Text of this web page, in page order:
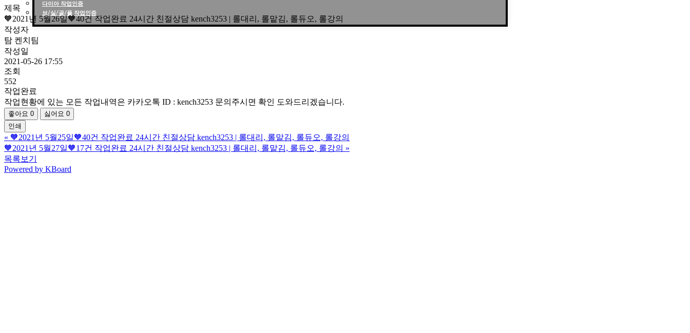
다이아 작업인증
브/실/골/플 작업인증
제목
🧡2021년 5월26일🧡40건 작업완료 24시간 친절상담 kench3253 | 롤대리, 롤맡김, 롤듀오, 롤강의
작성자
탐 켄치팀
작성일
2021-05-26 17:55
조회
552
작업완료
작업현황에 있는 모든 작업내역은 카카오톡 ID : kench3253 문의주시면 확인 도와드리겠습니다.
좋아요 0 싫어요 0
인쇄
« 🧡2021년 5월25일🧡40건 작업완료 24시간 친절상담 kench3253 | 롤대리, 롤맡김, 롤듀오, 롤강의
🧡2021년 5월27일🧡17건 작업완료 24시간 친절상담 kench3253 | 롤대리, 롤맡김, 롤듀오, 롤강의 »
목록보기
Powered by KBoard